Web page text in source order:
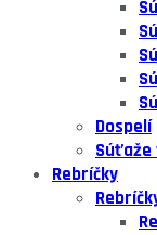
Dospelí
Súťaže
Rebríčky